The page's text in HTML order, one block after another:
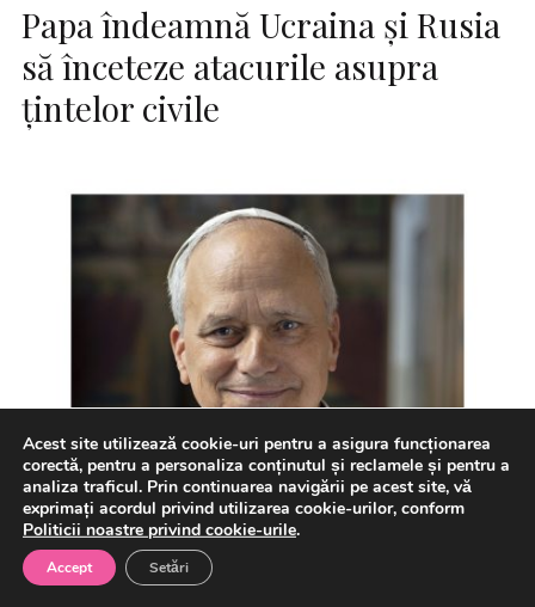
Papa îndeamnă Ucraina şi Rusia
să înceteze atacurile asupra
ţintelor civile
Acest site utilizează cookie-uri pentru a asigura funcționarea
corectă, pentru a personaliza conținutul și reclamele și pentru a
analiza traficul. Prin continuarea navigării pe acest site, vă
exprimați acordul privind utilizarea cookie-urilor, conform
Politicii noastre privind cookie-urile.
Accept Setări